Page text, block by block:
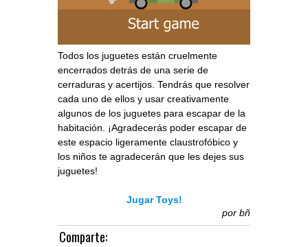
Todos los juguetes están cruelmente
encerrados detrás de una serie de
cerraduras y acertijos. Tendrás que resolver
cada uno de ellos y usar creativamente
algunos de los juguetes para escapar de la
habitación. ¡Agradecerás poder escapar de
este espacio ligeramente claustrofóbico y
los niños te agradecerán que les dejes sus
juguetes!
Jugar Toys!
por bñ
Comparte: